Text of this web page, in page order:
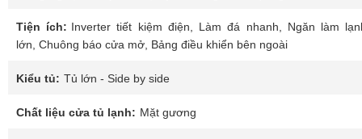
Tiện ích: Inverter tiết kiệm điện, Làm đá nhanh, Ngăn làm
lớn, Chuông báo cửa mở, Bảng điều khiển bên ngoài
Kiểu tủ: Tủ lớn - Side by side
Chất liệu cửa tủ lạnh: Mặt gương